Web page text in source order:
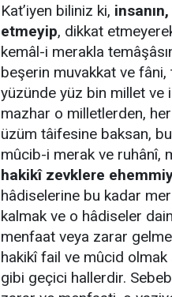
Kat’iyen biliniz ki,
etmeyip, dikkat
kemâl-i merakla
beşerin muvakkat ve
yüzünde yüz bin millet ve
mazhar o milletlerden,
üzüm tâifesine baksan,
mûcib-i merak ve ruhânî,
hakikî zevklere
hâdiselerine bu kadar
kalmak ve o hâdiseler
menfaat veya zarar
hakikî fail ve mûcid olmak
gibi geçici hallerdir.